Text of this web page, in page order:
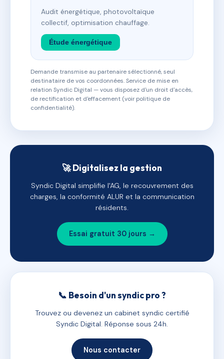
Audit énergétique, photovoltaïque
collectif, optimisation chauffage.
Étude énergétique
Demande transmise au partenaire sélectionné, seul
destinataire de vos coordonnées. Service de mise en
relation Syndic Digital — vous disposez d'un droit d'accès,
de rectification et d'effacement (voir politique de
confidentialité).
🚀 Digitalisez la gestion
Syndic Digital simplifie l'AG, le recouvrement des
charges, la conformité ALUR et la communication
résidents.
Essai gratuit 30 jours →
📞 Besoin d'un syndic pro ?
Trouvez ou devenez un cabinet syndic certifié
Syndic Digital. Réponse sous 24h.
Nous contacter